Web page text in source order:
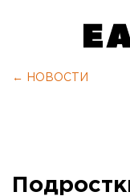
← НОВОСТИ